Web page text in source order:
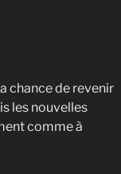
chance de revenir
les nouvelles
comme à